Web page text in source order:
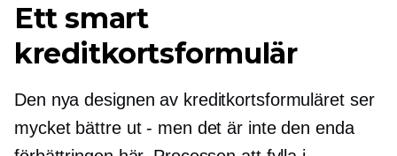
Ett smart
kreditkortsformulär
Den nya designen av kreditkortsformuläret ser
mycket bättre ut - men det är inte den enda